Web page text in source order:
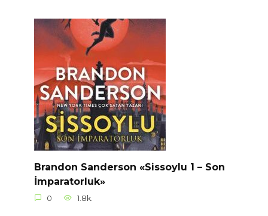
Brandon Sanderson «Sissoylu 1 – Son
İmparatorluk»
0 1.8k.